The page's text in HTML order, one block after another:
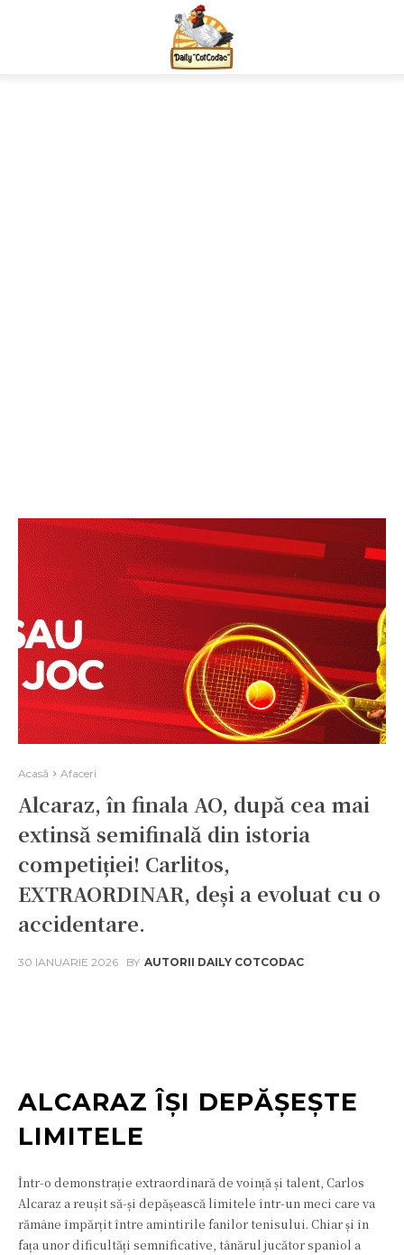
Acasă Afaceri
Alcaraz, în finala AO, după cea mai
extinsă semifinală din istoria
competiției! Carlitos,
EXTRAORDINAR, deși a evoluat cu o
accidentare.
30 IANUARIE 2026 BY AUTORII DAILY COTCODAC
ALCARAZ ÎȘI DEPĂȘEȘTE
LIMITELE
Într-o demonstrație extraordinară de voință și talent, Carlos
Alcaraz a reușit să-și depășească limitele într-un meci care va
rămâne împărțit între amintirile fanilor tenisului. Chiar și în
fața unor dificultăți semnificative, tânărul jucător spaniol a